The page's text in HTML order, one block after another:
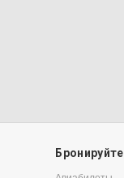
Бронируйте